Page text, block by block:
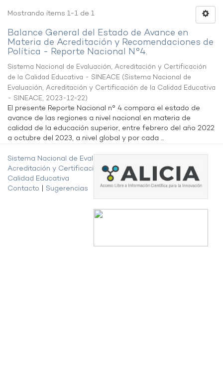
Mostrando ítems 1-1 de 1
Balance General del Estado de Avance en
Materia de Acreditación y Recomendaciones de
Política - Reporte Nacional N°4.
Sistema Nacional de Evaluación, Acreditación y Certificación
de la Calidad Educativa - SINEACE (Sistema Nacional de
Evaluación, Acreditación y Certificación de la Calidad Educativa
- SINEACE, 2023-12-22)
El presente Reporte Nacional n° 4 compara el estado de
avance de las regiones a nivel nacional en materia de
calidad de la educación superior, entre febrero del año 2022
a octubre del 2023, a nivel global y por cada ...
Sistema Nacional de Evaluación,
Acreditación y Certificación de la
Calidad Educativa
Contacto
Sugerencias